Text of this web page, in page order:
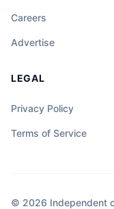
Careers
Advertise
LEGAL
Privacy Policy
Terms of Service
© 2026 Independent